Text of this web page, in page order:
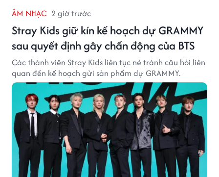
ÂM NHẠC 2 giờ trước
Stray Kids giữ kín kế hoạch dự GRAMMY
sau quyết định gây chấn động của BTS
Các thành viên Stray Kids liên tục né tránh câu hỏi liên
quan đến kế hoạch gửi sản phẩm dự GRAMMY.